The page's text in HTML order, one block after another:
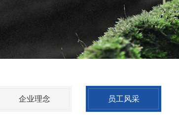
企业理念 员工风采